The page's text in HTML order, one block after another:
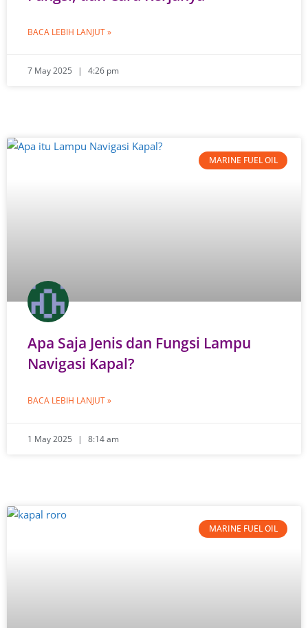
BACA LEBIH LANJUT »
7 May 2025 4:26 pm
MARINE FUEL OIL
Apa Saja Jenis dan Fungsi Lampu
Navigasi Kapal?
BACA LEBIH LANJUT »
1 May 2025 8:14 am
MARINE FUEL OIL